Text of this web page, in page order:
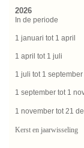
2026
In de periode
1 januari tot 1 april
1 april tot 1 juli
1 juli tot 1 september
1 september tot 1
1 november tot 21
Kerst en jaarwisseling